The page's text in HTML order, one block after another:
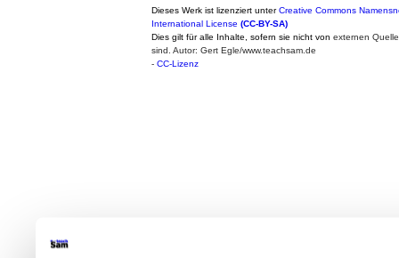
Dieses Werk ist lizenziert unterCreative Commons
International License (CC-BY-SA)
Dies gilt für alle Inhalte, sofern sie nicht von externen
sind. Autor: Gert Egle/www.teachsam.de
- CC-Lizenz